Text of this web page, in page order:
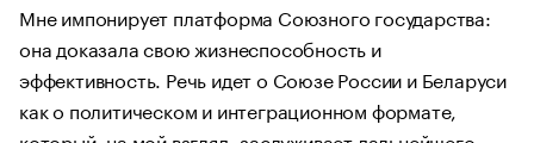
Мне импонирует платформа Союзного государства:
она доказала свою жизнеспособность и
эффективность. Речь идет о Союзе России и Беларуси
как о политическом и интеграционном формате,